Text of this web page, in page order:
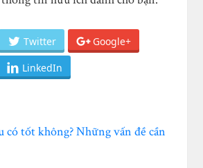
Twitter
Google+
LinkedIn
có tốt không? Những vấn đề cần